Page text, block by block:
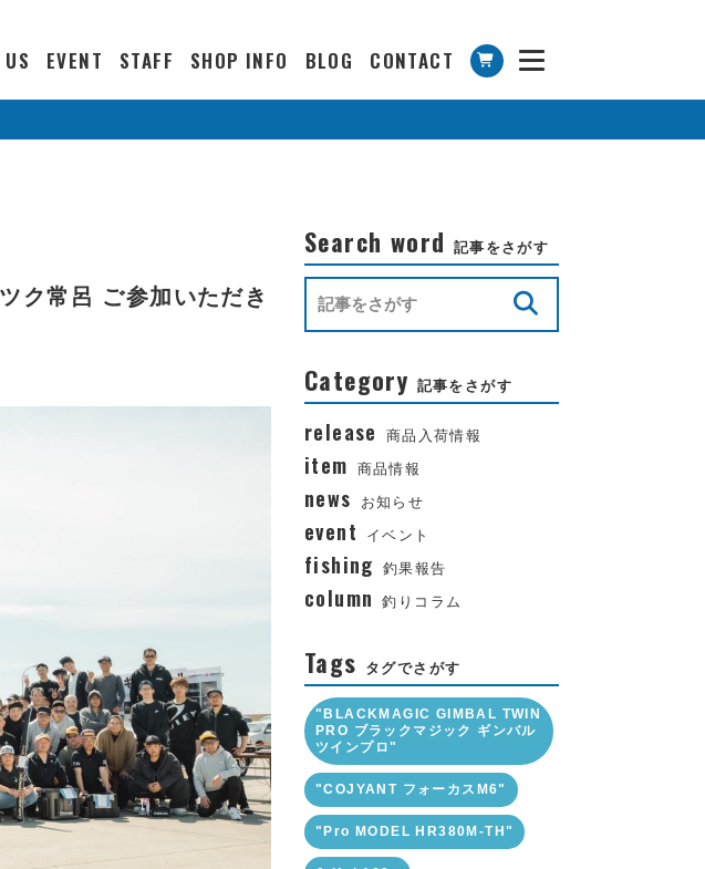
EVENT STAFF SHOP INFO BLOG CONTACT
ク常呂 ご参加いただき
Search word 記事をさがす
Category 記事をさがす
release 商品入荷情報
item 商品情報
news お知らせ
event イベント
fishing 釣果報告
column 釣りコラム
Tags タグでさがす
"BLACKMAGIC GIMBAL TWIN
PRO ブラックマジック ギンバル
ツインプロ"
"COJYANT フォーカスM6"
"Pro MODEL HR380M-TH"